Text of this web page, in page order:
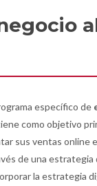
específico de
como objetivo
sus ventas online
de una estrategia
la estrategia